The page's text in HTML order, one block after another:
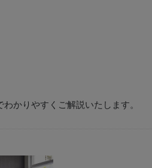
かりやすくご解説いたします。